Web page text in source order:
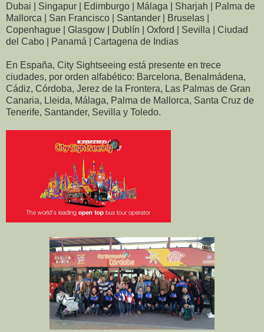
Dubai | Singapur | Edimburgo | Málaga | Sharjah | Palma de
Mallorca | San Francisco | Santander | Bruselas |
Copenhague | Glasgow | Dublín | Oxford | Sevilla | Ciudad
del Cabo | Panamá | Cartagena de Indias
En España, City Sightseeing está presente en trece
ciudades, por orden alfabético: Barcelona, Benalmádena,
Cádiz, Córdoba, Jerez de la Frontera, Las Palmas de Gran
Canaria, Lleida, Málaga, Palma de Mallorca, Santa Cruz de
Tenerife, Santander, Sevilla y Toledo.